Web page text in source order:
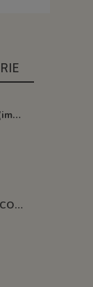
ETANCHE ARGILE (impermeabilisant pour pièce poreuse)
CORNISH STONE (CORNWALL STONE)